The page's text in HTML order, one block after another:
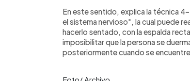
En este sentido, explica la técnica
el sistema nervioso", la cual puede
hacerlo sentado, con la espalda
imposibilitar que la persona se
posteriormente cuando se